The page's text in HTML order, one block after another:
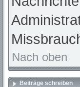
Nach oben
Beiträge schreiben